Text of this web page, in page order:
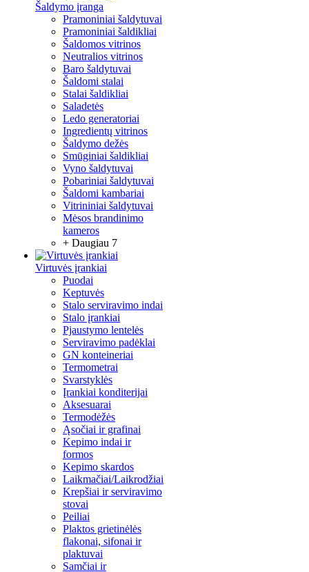
Šaldymo įranga
Pramoniniai šaldytuvai
Pramoniniai šaldikliai
Šaldomos vitrinos
Neutralios vitrinos
Baro šaldytuvai
Šaldomi stalai
Stalai šaldikliai
Saladetės
Ledo generatoriai
Ingredientų vitrinos
Šaldymo dežės
Smūginiai šaldikliai
Vyno šaldytuvai
Pobariniai šaldytuvai
Šaldomi kambariai
Vitrininiai šaldytuvai
Mėsos brandinimo
kameros
+ Daugiau 7
Virtuvės įrankiai
Puodai
Keptuvės
Stalo serviravimo indai
Stalo įrankiai
Pjaustymo lentelės
Serviravimo padėklai
GN konteineriai
Termometrai
Svarstyklės
Įrankiai konditerijai
Aksesuarai
Termodėžės
Ąsočiai ir grafinai
Kepimo indai ir
formos
Kepimo skardos
Laikmačiai/Laikrodžiai
Krepšiai ir serviravimo
stovai
Peiliai
Plaktos grietinėlės
flakonai, sifonai ir
plaktuvai
Samčiai ir